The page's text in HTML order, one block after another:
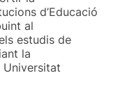
d’Educació
al
estudis de
la